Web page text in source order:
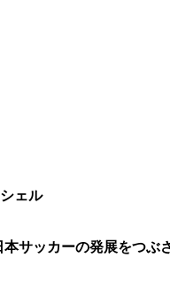
ェル
サッカーの発展をつ